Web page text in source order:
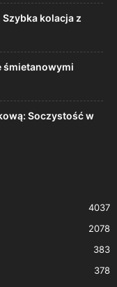
kolacja z
śmietanowymi
Soczystość w
4037
2078
383
378